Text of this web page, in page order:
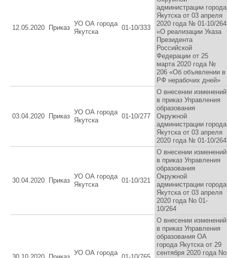
12.05.2020 Приказ
УО ОА города
Якутска
01-10/333
администрации города
Якутска от 03 апреля
2020 года № 01-10/264
«О реализации Указа
Президента
Российской
Федерации от 25
марта 2020 года №
206 «Об объявлении в
РФ нерабочих дней»
03.04.2020 Приказ
УО ОА города
Якутска
01-10/277
О внесении изменений
в приказ Управления
образования
Окружной
администрации города
Якутска от 03 апреля
2020 года № 01-10/264
30.04.2020 Приказ
УО ОА города
Якутска
01-10/321
О внесении изменений
в приказ Управления
образования
Окружной
администрации города
Якутска от 03 апреля
2020 года No 01-
10/264
УО ОА города
О внесении изменений
в приказ Управления
образования ОА
города Якутска от 29
сентября 2020 года No